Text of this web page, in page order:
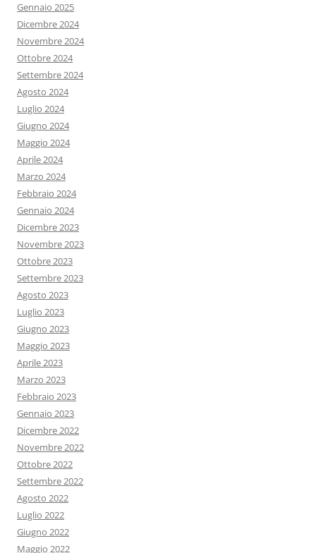
Gennaio 2025
Dicembre 2024
Novembre 2024
Ottobre 2024
Settembre 2024
Agosto 2024
Luglio 2024
Giugno 2024
Maggio 2024
Aprile 2024
Marzo 2024
Febbraio 2024
Gennaio 2024
Dicembre 2023
Novembre 2023
Ottobre 2023
Settembre 2023
Agosto 2023
Luglio 2023
Giugno 2023
Maggio 2023
Aprile 2023
Marzo 2023
Febbraio 2023
Gennaio 2023
Dicembre 2022
Novembre 2022
Ottobre 2022
Settembre 2022
Agosto 2022
Luglio 2022
Giugno 2022
Maggio 2022